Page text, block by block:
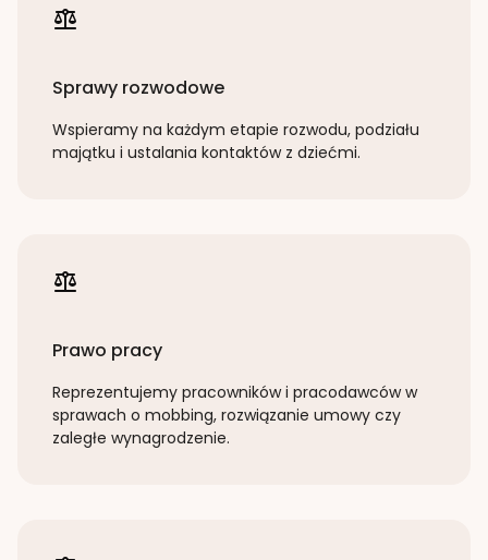
Sprawy rozwodowe
Wspieramy na każdym etapie rozwodu, podziału
majątku i ustalania kontaktów z dziećmi.
Prawo pracy
Reprezentujemy pracowników i pracodawców w
sprawach o mobbing, rozwiązanie umowy czy
zaległe wynagrodzenie.